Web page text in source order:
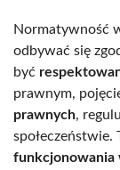
Normatywność
odbywać się
być
prawnym,
prawnych,
społeczeństwie.
funkcjonowania